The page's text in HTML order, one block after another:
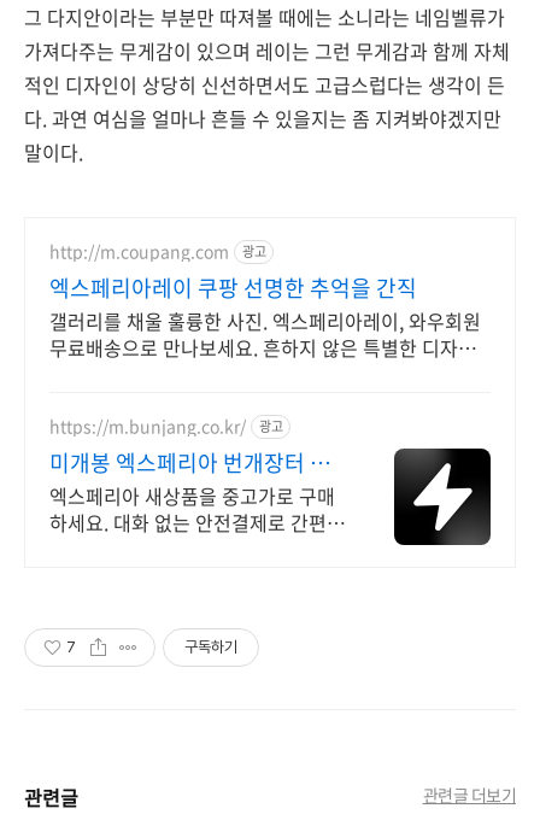
그 다지안이라는 부분만 따져볼 때에는 소니라는 네임벨류가
가져다주는 무게감이 있으며 레이는 그런 무게감과 함께 자체
적인 디자인이 상당히 신선하면서도 고급스럽다는 생각이 든
다. 과연 여심을 얼마나 흔들 수 있을지는 좀 지켜봐야겠지만
말이다.
http://m.coupang.com 광고
엑스페리아레이 쿠팡 선명한 추억을 간직
갤러리를 채울 훌륭한 사진. 엑스페리아레이, 와우회원
무료배송으로 만나보세요. 흔하지 않은 특별한 디자인!
https://m.bunjang.co.kr/ 광고
미개봉 엑스페리아 번개장터 국
내 최대 브랜드 중고거래
엑스페리아 새상품을 중고가로 구매
하세요. 대화 없는 안전결제로 간편하
7 구독하기
관련글 관련글 더보기